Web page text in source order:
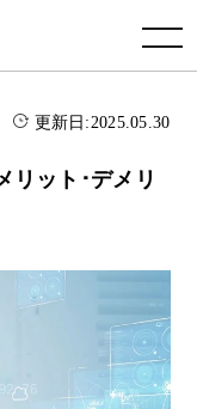
toggle navigation
更新日:2025.05.30
リット･デメリ